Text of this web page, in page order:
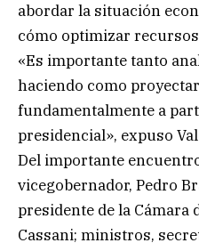
abordar la situación
cómo optimizar
«Es importante tanto
haciendo como
fundamentalmente a
presidencial», expuso
Del importante
vicegobernador, Pedro
presidente de la Cámara
Cassani; ministros,